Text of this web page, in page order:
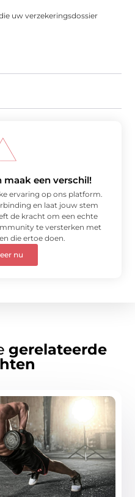
uw verzekeringsdossier
maak een verschil!
ervaring op ons platform.
en laat jouw stem
de kracht om een echte
te versterken met
die ertoe doen.
nu
gerelateerde